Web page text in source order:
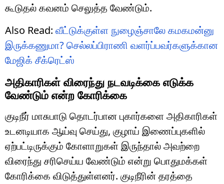
கூடுதல் கவனம் செலுத்த வேண்டும்.
Also Read: வீட்டுக்குள்ள நுழைஞ்சாலே கமகமன்னு
இருக்கணுமா? செல்லப்பிராணி வளர்ப்பவர்களுக்கான
மேஜிக் சீக்ரெட்ஸ்
அதிகாரிகள் விரைந்து நடவடிக்கை எடுக்க
வேண்டும் என்ற கோரிக்கை
குடிநீர் மாசுபாடு தொடர்பான புகார்களை அதிகாரிகள்
உடனடியாக ஆய்வு செய்து, குழாய் இணைப்புகளில்
ஏற்பட்டிருக்கும் கோளாறுகள் இருந்தால் அவற்றை
விரைந்து சரிசெய்ய வேண்டும் என்று பொதுமக்கள்
கோரிக்கை விடுத்துள்ளனர். குடிநீரின் தரத்தை